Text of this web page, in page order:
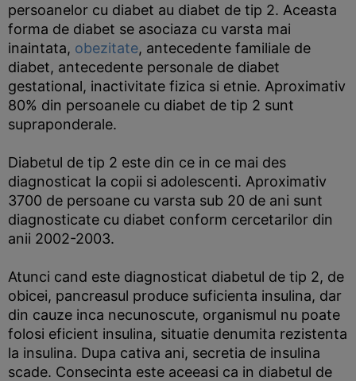
persoanelor cu diabet au diabet de tip 2. Aceasta
forma de diabet se asociaza cu varsta mai
inaintata, obezitate, antecedente familiale de
diabet, antecedente personale de diabet
gestational, inactivitate fizica si etnie. Aproximativ
80% din persoanele cu diabet de tip 2 sunt
supraponderale.
Diabetul de tip 2 este din ce in ce mai des
diagnosticat la copii si adolescenti. Aproximativ
3700 de persoane cu varsta sub 20 de ani sunt
diagnosticate cu diabet conform cercetarilor din
anii 2002-2003.
Atunci cand este diagnosticat diabetul de tip 2, de
obicei, pancreasul produce suficienta insulina, dar
din cauze inca necunoscute, organismul nu poate
folosi eficient insulina, situatie denumita rezistenta
la insulina. Dupa cativa ani, secretia de insulina
scade. Consecinta este aceeasi ca in diabetul de